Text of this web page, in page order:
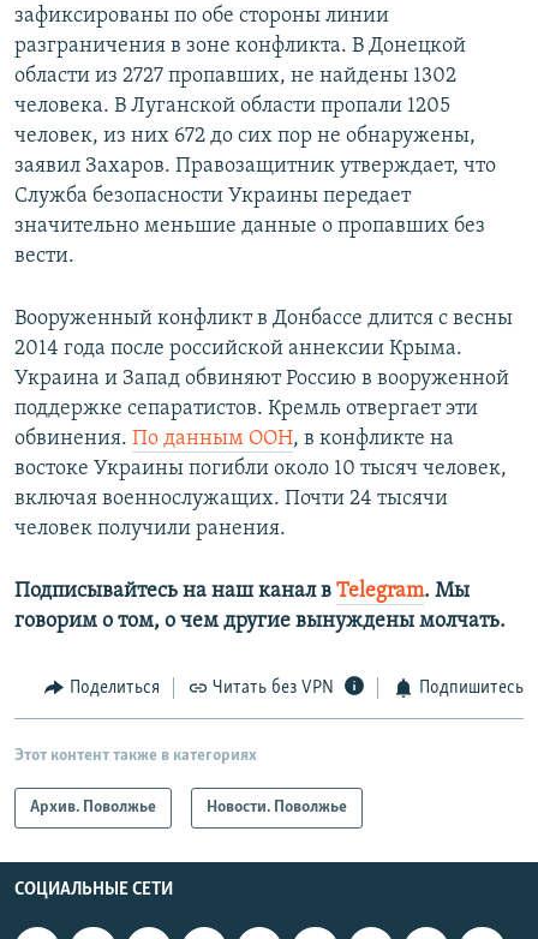
зафиксированы по обе стороны линии
разграничения в зоне конфликта. В Донецкой
области из 2727 пропавших, не найдены 1302
человека. В Луганской области пропали 1205
человек, из них 672 до сих пор не обнаружены,
заявил Захаров. Правозащитник утверждает, что
Служба безопасности Украины передает
значительно меньшие данные о пропавших без
вести.
Вооруженный конфликт в Донбассе длится с весны
2014 года после российской аннексии Крыма.
Украина и Запад обвиняют Россию в вооруженной
поддержке сепаратистов. Кремль отвергает эти
обвинения. По данным ООН, в конфликте на
востоке Украины погибли около 10 тысяч человек,
включая военнослужащих. Почти 24 тысячи
человек получили ранения.
Подписывайтесь на наш канал в Telegram. Мы
говорим о том, о чем другие вынуждены молчать.
Поделиться Читать без VPN Подпишитесь
Этот контент также в категориях
Архив. Поволжье Новости. Поволжье
СОЦИАЛЬНЫЕ СЕТИ